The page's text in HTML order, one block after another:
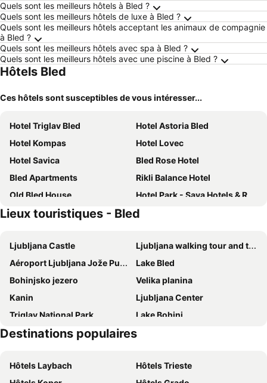
Quels sont les meilleurs hôtels à Bled ?
Quels sont les meilleurs hôtels de luxe à Bled ?
Quels sont les meilleurs hôtels acceptant les animaux de compagnie
à Bled ?
Quels sont les meilleurs hôtels avec spa à Bled ?
Quels sont les meilleurs hôtels avec une piscine à Bled ?
Hôtels Bled
Ces hôtels sont susceptibles de vous intéresser...
Hotel Triglav Bled
Hotel Astoria Bled
Hotel Kompas
Hotel Lovec
Hotel Savica
Bled Rose Hotel
Bled Apartments
Rikli Balance Hotel
Old Bled House
Hotel Park - Sava Hotels & Resorts
Grand Hotel Toplice
Bled Paradise Apartments
Nature Hotel Lukanc
Hotel Park - Sava Hotels & Resorts
Rooms & Apartments Pr Matjon
Hotel Starkl - Heritage & Unique
Penzion Pibernik
ECO Boutique Hotel AMS Beagle
Guesthouse Kolinska
Glamping Houses J-Max
Apartmaji Mezan
Sava Hotels & Resorts - Hotel Trst
Adora Luxury Hotel
House Klasika
Farm Stay Dolinar Krainer
Tourist farm Mulej
Lieux touristiques - Bled
Ljubljana Castle
Ljubljana walking tour and tourist train ride
Aéroport Ljubljana Jože Pučnik
Lake Bled
Bohinjsko jezero
Velika planina
Kanin
Ljubljana Center
Triglav National Park
Lake Bohinj
Bus station Ljubljana
Lacs de Fusine
Logarska dolina
Vogel
Destinations populaires
Hôtels Laybach
Hôtels Trieste